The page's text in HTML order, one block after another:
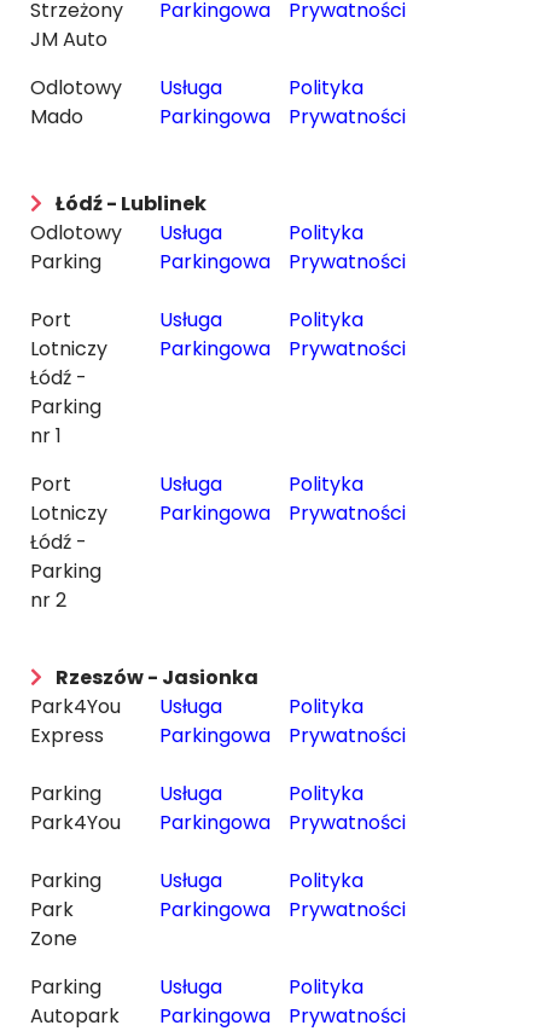
Strzeżony
JM Auto
Parkingowa Prywatności
Odlotowy
Mado
Usługa
Parkingowa
Polityka
Prywatności
Łódź - Lublinek
Odlotowy
Parking
Usługa
Parkingowa
Polityka
Prywatności
Port
Lotniczy
Łódź -
Parking
nr 1
Usługa
Parkingowa
Polityka
Prywatności
Port
Lotniczy
Łódź -
Parking
nr 2
Usługa
Parkingowa
Polityka
Prywatności
Rzeszów - Jasionka
Park4You
Express
Usługa
Parkingowa
Polityka
Prywatności
Parking
Park4You
Usługa
Parkingowa
Polityka
Prywatności
Parking
Park
Zone
Usługa
Parkingowa
Polityka
Prywatności
Parking
Autopark
Usługa
Parkingowa
Polityka
Prywatności